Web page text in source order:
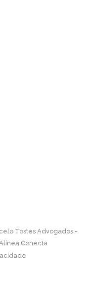
Tostes Advogados -
Conecta